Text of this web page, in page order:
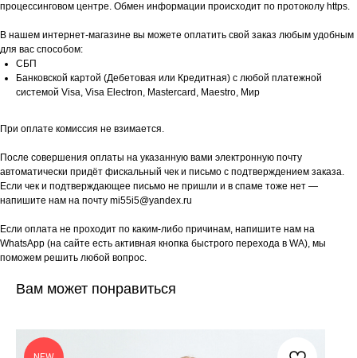
процессинговом центре. Обмен информации происходит по протоколу https.
В нашем интернет-магазине вы можете оплатить свой заказ любым удобным
для вас способом:
СБП
Банковской картой (Дебетовая или Кредитная) с любой платежной
системой Visa, Visa Electron, Mastercard, Maestro, Мир
При оплате комиссия не взимается.
После совершения оплаты на указанную вами электронную почту
автоматически придёт фискальный чек и письмо с подтверждением заказа.
Если чек и подтверждающее письмо не пришли и в спаме тоже нет —
напишите нам на почту mi55i5@yandex.ru
Если оплата не проходит по каким-либо причинам, напишите нам на
WhatsApp (на сайте есть активная кнопка быстрого перехода в WA), мы
поможем решить любой вопрос.
Вам может понравиться